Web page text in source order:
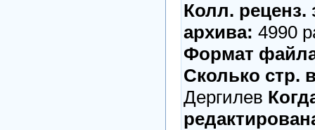
Колл. реценз.
архива: 4990
Формат
Сколько стр.
Дергилев